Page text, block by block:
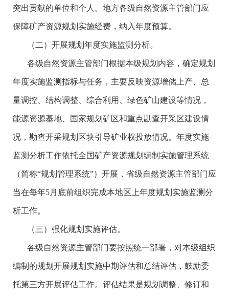
突出贡献的单位和个人。地方各级自然资源主管部门应
保障矿产资源规划实施经费，纳入年度预算。
（二）开展规划年度实施监测分析。
各级自然资源主管部门根据本级规划内容，确定规划
年度实施监测指标与任务，主要反映资源增储上产、总
量调控、结构调整、综合利用、绿色矿山建设等情况，
能源资源基地、国家规划矿区和重点勘查开采区建设情
况，勘查开采规划区块引导矿业权投放情况。年度实施
监测分析工作依托全国矿产资源规划编制实施管理系统
（简称“规划管理系统”）开展，省级自然资源主管部门应
当在每年5月底前组织完成本地区上年度规划实施监测分
析工作。
（三）强化规划实施评估。
各级自然资源主管部门要按照统一部署，对本级组织
编制的规划开展规划实施中期评估和总结评估，鼓励委
托第三方开展评估工作。评估结果是规划调整、修订和